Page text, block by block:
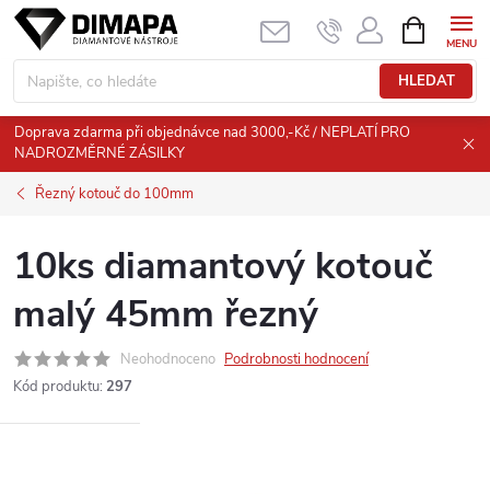
Přejít
obsah
HLEDAT
NÁKUPNÍ
KOŠÍK
Doprava zdarma při objednávce nad 3000,-Kč / NEPLATÍ PRO
NADROZMĚRNÉ ZÁSILKY
Řezný kotouč do 100mm
10ks diamantový kotouč
malý 45mm řezný
Neohodnoceno Podrobnosti hodnocení
Kód produktu: 297